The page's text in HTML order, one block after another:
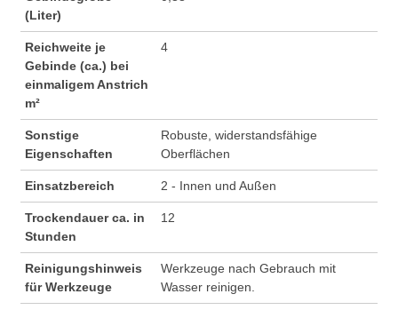
(Liter)
Reichweite je
Gebinde (ca.) bei
einmaligem Anstrich
m²
4
Sonstige
Eigenschaften
Robuste, widerstandsfähige
Oberflächen
Einsatzbereich 2 - Innen und Außen
Trockendauer ca. in
Stunden
12
Reinigungshinweis
für Werkzeuge
Werkzeuge nach Gebrauch mit
Wasser reinigen.